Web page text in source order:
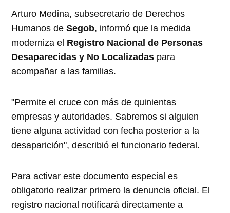
Arturo Medina, subsecretario de Derechos
Humanos deSegob, informó que la medida
moderniza el Registro Nacional de Personas
Desaparecidas y No Localizadas para
acompañar a las familias.
"Permite el cruce con más de quinientas
empresas y autoridades. Sabremos si alguien
tiene alguna actividad con fecha posterior a la
desaparición", describió el funcionario federal.
Para activar este documento especial es
obligatorio realizar primero la denuncia oficial. El
registro nacional notificará directamente a